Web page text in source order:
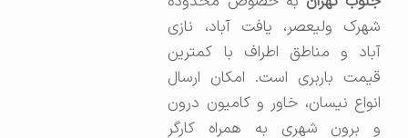
شهرک ولیعصر، یافت آباد، نازی
آباد و مناطق اطراف با کمترین
قیمت باربری است. امکان ارسال
انواع نیسان، خاور و کامیون درون
و برون شهری به همراه کارگر